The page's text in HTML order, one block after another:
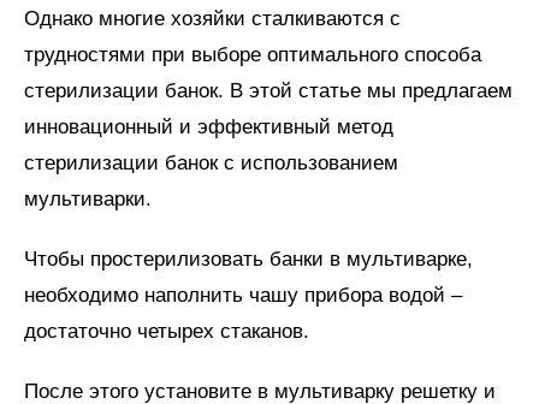
Однако многие хозяйки сталкиваются с
трудностями при выборе оптимального способа
стерилизации банок. В этой статье мы предлагаем
инновационный и эффективный метод
стерилизации банок с использованием
мультиварки.
Чтобы простерилизовать банки в мультиварке,
необходимо наполнить чашу прибора водой –
достаточно четырех стаканов.
После этого установите в мультиварку решетку и